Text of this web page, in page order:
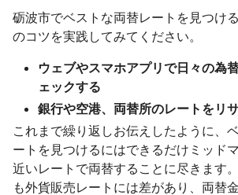
砺波市でベストな両替レートを見つけ
のコツを実践してみてください。
ウェブやスマホアプリで日々の為
ェックする
銀行や空港、両替所のレートをリ
これまで繰り返しお伝えしたように、
ートを見つけるにはできるだけミッド
近いレートで両替することに尽きます
も外貨販売レートには差があり、両替